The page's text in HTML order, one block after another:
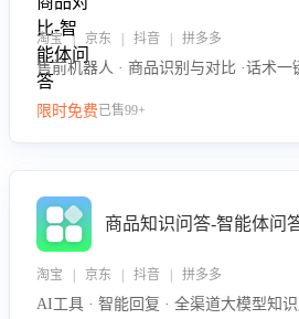
淘宝 | 京东 | 抖音 | 拼多多
售前机器人 · 商品识别与对比 ·话术一
限时免费已售99+
商品知识问答-智能体问
淘宝 | 京东 | 抖音 | 拼多多
AI工具 · 智能回复 · 全渠道大模型知